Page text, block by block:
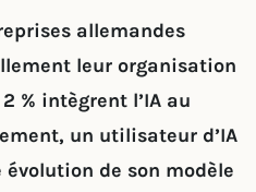
allemandes
leur organisation
% intègrent l’IA au
un utilisateur d’IA
de son modèle